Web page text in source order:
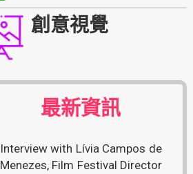
創意視覺
最新資訊
Interview with Lívia Campos de
Menezes, Film Festival Director